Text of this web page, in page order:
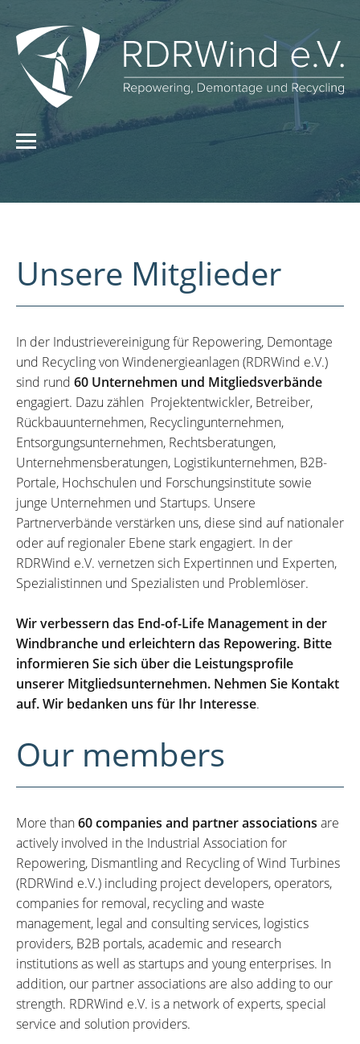
Unsere Mitglieder
In der Industrievereinigung für Repowering, Demontage
und Recycling von Windenergieanlagen (RDRWind e.V.)
sind rund 60 Unternehmen und Mitgliedsverbände
engagiert. Dazu zählen Projektentwickler, Betreiber,
Rückbauunternehmen, Recyclingunternehmen,
Entsorgungsunternehmen, Rechtsberatungen,
Unternehmensberatungen, Logistikunternehmen, B2B-
Portale, Hochschulen und Forschungsinstitute sowie
junge Unternehmen und Startups. Unsere
Partnerverbände verstärken uns, diese sind auf nationaler
oder auf regionaler Ebene stark engagiert. In der
RDRWind e.V. vernetzen sich Expertinnen und Experten,
Spezialistinnen und Spezialisten und Problemlöser.
Wir verbessern das End-of-Life Management in der
Windbranche und erleichtern das Repowering. Bitte
informieren Sie sich über die Leistungsprofile
unserer Mitgliedsunternehmen. Nehmen Sie Kontakt
auf. Wir bedanken uns für Ihr Interesse.
Our members
More than60 companies and partner associations are
actively involved in the Industrial Association for
Repowering, Dismantling and Recycling of Wind Turbines
(RDRWind e.V.) including project developers, operators,
companies for removal, recycling and waste
management, legal and consulting services, logistics
providers, B2B portals, academic and research
institutions as well as startups and young enterprises. In
addition, our partner associations are also adding to our
strength. RDRWind e.V. is a network of experts, special
service and solution providers.